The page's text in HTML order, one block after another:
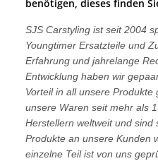
benötigen, dieses finden
SJS Carstyling ist seit 2004
Youngtimer Ersatzteile und
Erfahrung und jahrelange
Entwicklung haben wir
Vorteil in all unsere Produkte
unsere Waren seit mehr als
Herstellern weltweit und sind
Produkte an unsere Kunden
einzelne Teil ist von uns